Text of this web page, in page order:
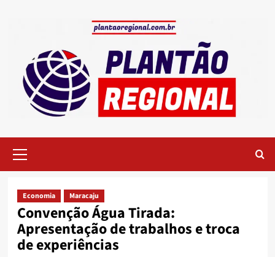
Menu
Economia Maracaju
Convenção Água Tirada:
Apresentação de trabalhos e troca
de experiências